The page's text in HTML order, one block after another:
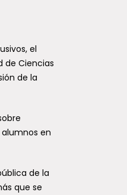
el
de Ciencias
de la
en
de la
que se